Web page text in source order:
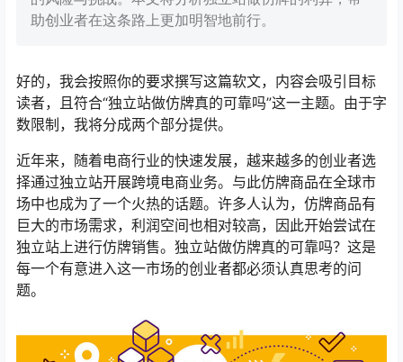
助创业者在这条路上更加明智地前行。
好的，我会按照你的要求撰写这篇软文，内容会吸引目标
读者，且符合“独立站做仿牌真的可靠吗”这一主题。由于字
数限制，我将分成两个部分提供。
近年来，随着电商行业的快速发展，越来越多的创业者选
择通过独立站开展跨境电商业务。与此仿牌商品在全球市
场中也成为了一个火热的话题。许多人认为，仿牌商品有
巨大的市场需求，利润空间也相对较高，因此开始尝试在
独立站上进行仿牌销售。独立站做仿牌真的可靠吗？这是
每一个有意进入这一市场的创业者都必须认真思考的问
题。